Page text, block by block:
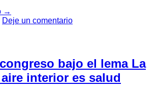
→
Deje un comentario
bajo el lema La
interior es salud